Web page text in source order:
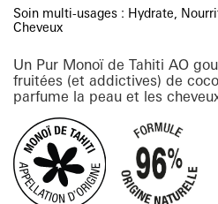
Soin multi-usages : Hydrate,
Cheveux
Un Pur Monoï de Tahiti AO
fruitées (et addictives) de
parfume la peau et les